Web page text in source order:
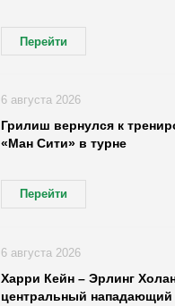
Перейти
Грилиш вернулся к
«Ман Сити» в турне
Перейти
6 августа 2026
Харри Кейн – Эрлинг
центральный нападающий
6 августа 2026